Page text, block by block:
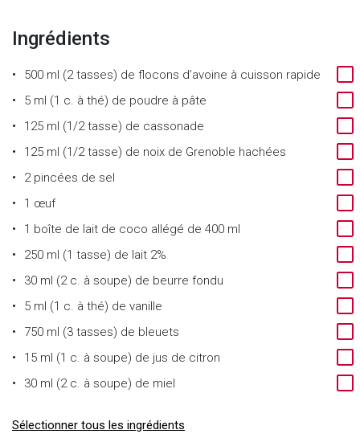
Ingrédients
500 ml (2 tasses) de flocons d’avoine à cuisson rapide
5 ml (1 c. à thé) de poudre à pâte
125 ml (1/2 tasse) de cassonade
125 ml (1/2 tasse) de noix de Grenoble hachées
2 pincées de sel
1 œuf
1 boîte de lait de coco allégé de 400 ml
250 ml (1 tasse) de lait 2%
30 ml (2 c. à soupe) de beurre fondu
5 ml (1 c. à thé) de vanille
750 ml (3 tasses) de bleuets
15 ml (1 c. à soupe) de jus de citron
30 ml (2 c. à soupe) de miel
Sélectionner tous les ingrédients